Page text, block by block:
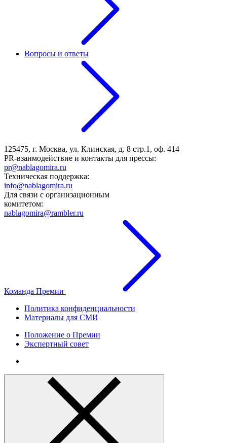
Вопросы и ответы
125475, г. Москва, ул. Клинская, д. 8 стр.1, оф. 414
PR-взаимодействие и контакты для прессы:
pr@nablagomira.ru
Техническая поддержка:
info@nablagomira.ru
Для связи с организационным
комитетом:
nablagomira@rambler.ru
Команда Премии
Политика конфиденциальности
Материалы для СМИ
Положение о Премии
Экспертный совет